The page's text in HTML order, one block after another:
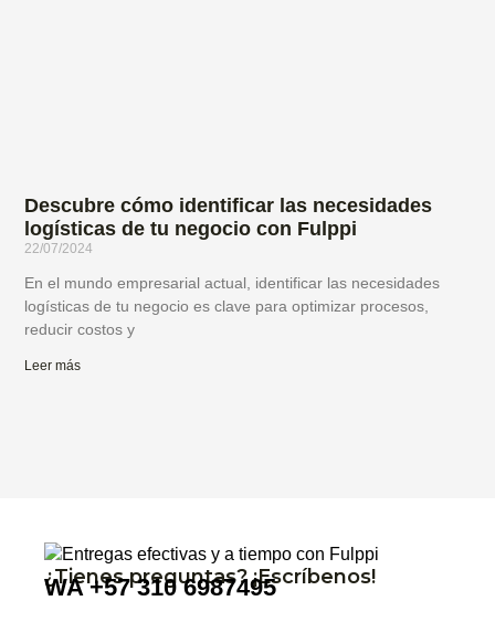
Descubre cómo identificar las necesidades
logísticas de tu negocio con Fulppi
22/07/2024
En el mundo empresarial actual, identificar las necesidades
logísticas de tu negocio es clave para optimizar procesos,
reducir costos y
Leer más
¿Tienes preguntas? ¡Escríbenos!
WA+57 310 6987495